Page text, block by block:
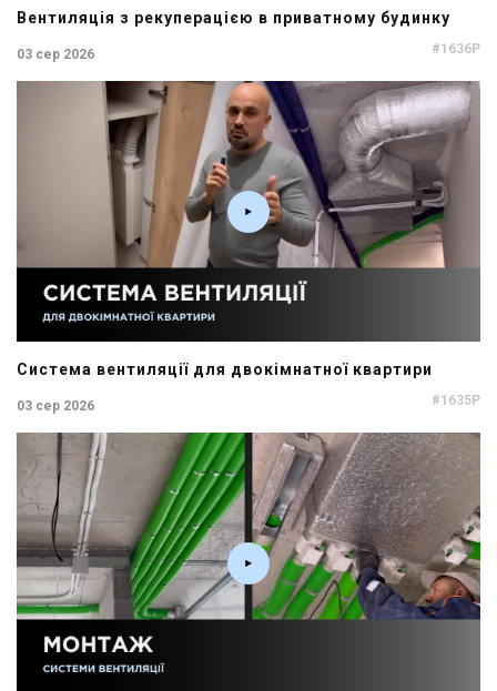
Вентиляція з рекуперацією в приватному будинку
03 сер 2026 #1636P
Система вентиляції для двокімнатної квартири
03 сер 2026 #1635P